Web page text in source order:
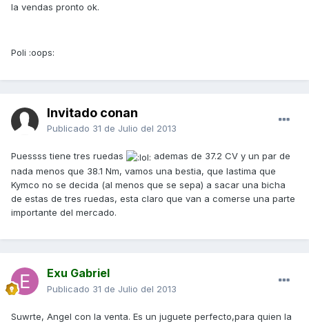
la vendas pronto ok.
Poli :oops:
Invitado conan
Publicado 31 de Julio del 2013
Puessss tiene tres ruedas
ademas de 37.2 CV y un par de
nada menos que 38.1 Nm, vamos una bestia, que lastima que
Kymco no se decida (al menos que se sepa) a sacar una bicha
de estas de tres ruedas, esta claro que van a comerse una parte
importante del mercado.
Exu Gabriel
Publicado 31 de Julio del 2013
Suwrte, Angel con la venta. Es un juguete perfecto,para quien la